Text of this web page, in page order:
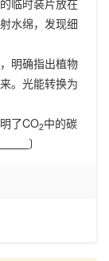
临时装片放在
水绵，发现细
明确指出植物
。光能转换为
了CO2中的碳
〕